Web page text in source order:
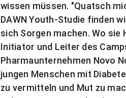
wissen müssen. "Quatsch
DAWN Youth-Studie finden
sich Sorgen machen. Wo sie
Initiator und Leiter des
Pharmaunternehmen Novo
jungen Menschen mit
zu vermitteln und Mut zu